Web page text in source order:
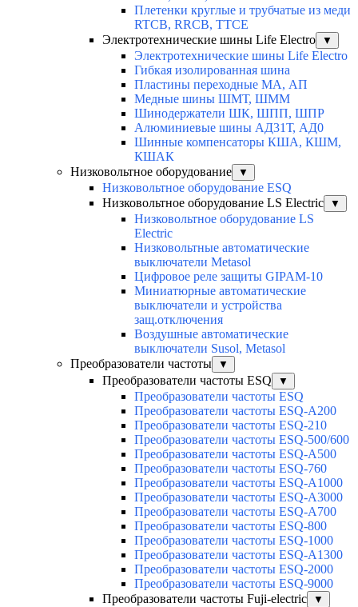
Плетенки круглые и трубчатые из меди
RTCB, RRCB, TTCE
Электротехнические шины Life Electro
▼
Электротехнические шины Life Electro
Гибкая изолированная шина
Пластины переходные МА, АП
Медные шины ШМТ, ШММ
Шинодержатели ШК, ШПП, ШПР
Алюминиевые шины АД31Т, АД0
Шинные компенсаторы КША, КШМ,
КШАК
Низковольтное оборудование
▼
Низковольтное оборудование ESQ
Низковольтное оборудование LS Electric
▼
Низковольтное оборудование LS
Electric
Низковольтные автоматические
выключатели Metasol
Цифровое реле защиты GIPAM-10
Миниатюрные автоматические
выключатели и устройства
защ.отключения
Воздушные автоматические
выключатели Susol, Metasol
Преобразователи частоты
▼
Преобразователи частоты ESQ ▼
Преобразователи частоты ESQ
Преобразователи частоты ESQ-A200
Преобразователи частоты ESQ-210
Преобразователи частоты ESQ-500/600
Преобразователи частоты ESQ-A500
Преобразователи частоты ESQ-760
Преобразователи частоты ESQ-A1000
Преобразователи частоты ESQ-A3000
Преобразователи частоты ESQ-A700
Преобразователи частоты ESQ-800
Преобразователи частоты ESQ-1000
Преобразователи частоты ESQ-A1300
Преобразователи частоты ESQ-2000
Преобразователи частоты ESQ-9000
Преобразователи частоты Fuji-electric
▼